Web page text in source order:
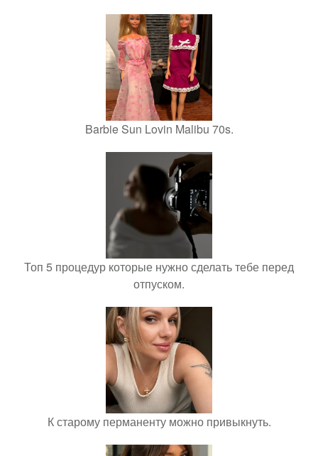
Barbie Sun Lovin Malibu 70s.
Топ 5 процедур которые нужно сделать тебе перед
отпуском.
К старому перманенту можно привыкнуть.